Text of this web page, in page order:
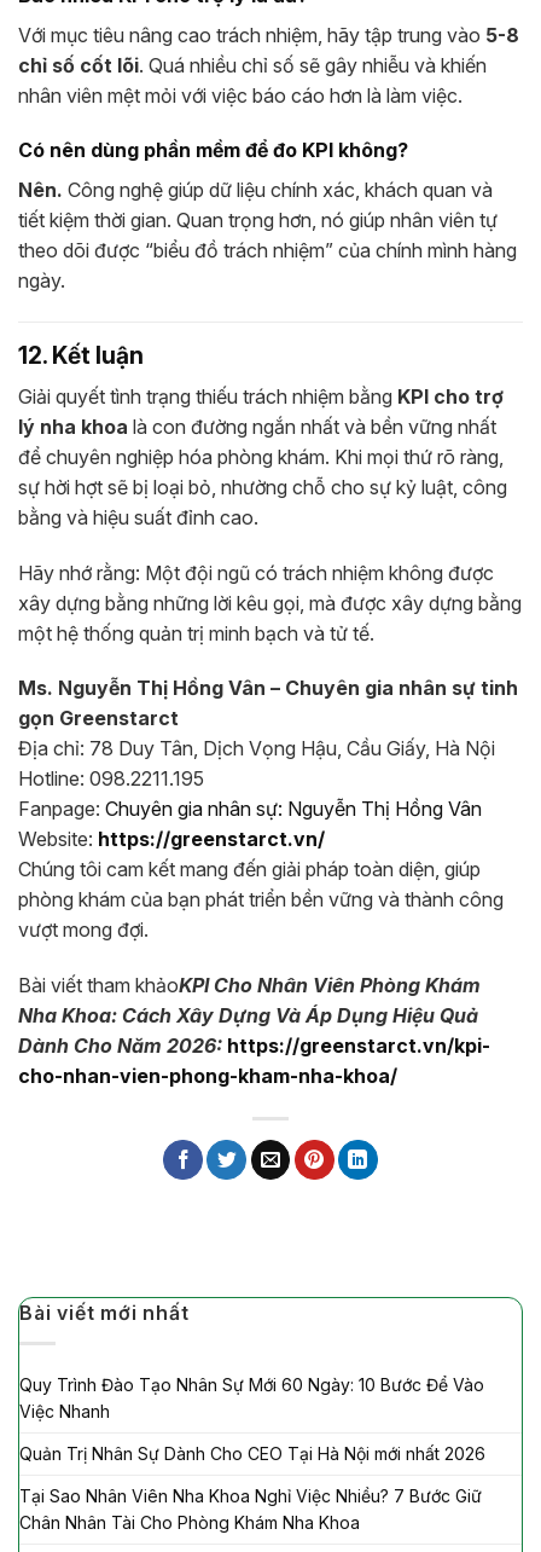
Với mục tiêu nâng cao trách nhiệm, hãy tập trung vào 5-8
chỉ số cốt lõi. Quá nhiều chỉ số sẽ gây nhiễu và khiến
nhân viên mệt mỏi với việc báo cáo hơn là làm việc.
Có nên dùng phần mềm để đo KPI không?
Nên. Công nghệ giúp dữ liệu chính xác, khách quan và
tiết kiệm thời gian. Quan trọng hơn, nó giúp nhân viên tự
theo dõi được “biểu đồ trách nhiệm” của chính mình hàng
ngày.
12. Kết luận
Giải quyết tình trạng thiếu trách nhiệm bằng KPI cho trợ
lý nha khoa là con đường ngắn nhất và bền vững nhất
để chuyên nghiệp hóa phòng khám. Khi mọi thứ rõ ràng,
sự hời hợt sẽ bị loại bỏ, nhường chỗ cho sự kỷ luật, công
bằng và hiệu suất đỉnh cao.
Hãy nhớ rằng: Một đội ngũ có trách nhiệm không được
xây dựng bằng những lời kêu gọi, mà được xây dựng bằng
một hệ thống quản trị minh bạch và tử tế.
Ms. Nguyễn Thị Hồng Vân – Chuyên gia nhân sự tinh
gọn Greenstarct
Địa chỉ: 78 Duy Tân, Dịch Vọng Hậu, Cầu Giấy, Hà Nội
Hotline: 098.2211.195
Fanpage: Chuyên gia nhân sự: Nguyễn Thị Hồng Vân
Website: https://greenstarct.vn/
Chúng tôi cam kết mang đến giải pháp toàn diện, giúp
phòng khám của bạn phát triển bền vững và thành công
vượt mong đợi.
Bài viết tham khảoKPI Cho Nhân Viên Phòng Khám
Nha Khoa: Cách Xây Dựng Và Áp Dụng Hiệu Quả
Dành Cho Năm 2026: https://greenstarct.vn/kpi-
cho-nhan-vien-phong-kham-nha-khoa/
Bài viết mới nhất
Quy Trình Đào Tạo Nhân Sự Mới 60 Ngày: 10 Bước Để Vào
Việc Nhanh
Quản Trị Nhân Sự Dành Cho CEO Tại Hà Nội mới nhất 2026
Tại Sao Nhân Viên Nha Khoa Nghỉ Việc Nhiều? 7 Bước Giữ
Chân Nhân Tài Cho Phòng Khám Nha Khoa